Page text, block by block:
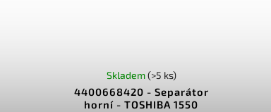
4400668420 - Separátor
horní - TOSHIBA 1550
Skladem(>5 ks)